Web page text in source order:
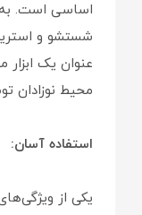
اساسی است. به
عنوان یک
محیط نوزادان
استفاده آسان:
یکی از